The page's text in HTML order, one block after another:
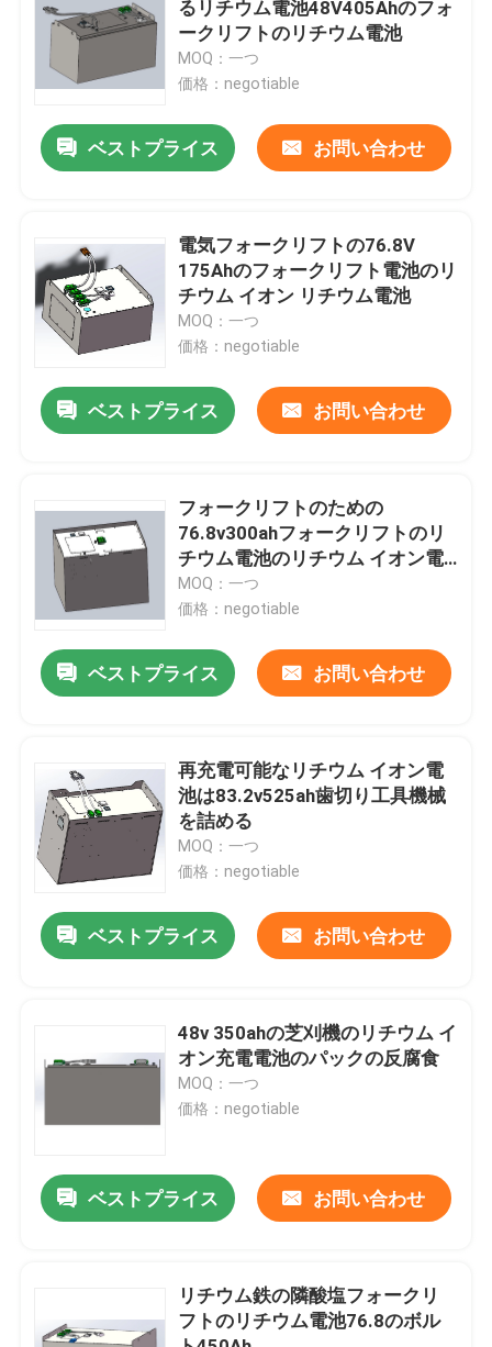
プロダクト
私達について
工場旅行
私達に連絡しなさい
引用を要求しなさい
フォークリフトのリチウム電池
エネルギー蓄積のリチウム電池
るリチウム電池48V405Ahのフォ
ークリフトのリチウム電池
MOQ：一つ
価格：negotiable
ベストプライス お問い合わせ
電気フォークリフトの76.8V
175Ahのフォークリフト電池のリ
チウム イオン リチウム電池
MOQ：一つ
価格：negotiable
ベストプライス お問い合わせ
フォークリフトのための
76.8v300ahフォークリフトのリ
チウム電池のリチウム イオン電
池
MOQ：一つ
価格：negotiable
ベストプライス お問い合わせ
再充電可能なリチウム イオン電
池は83.2v525ah歯切り工具機械
を詰める
MOQ：一つ
価格：negotiable
ベストプライス お問い合わせ
48v 350ahの芝刈機のリチウム イ
オン充電電池のパックの反腐食
MOQ：一つ
価格：negotiable
ベストプライス お問い合わせ
リチウム鉄の隣酸塩フォークリ
フトのリチウム電池76.8のボル